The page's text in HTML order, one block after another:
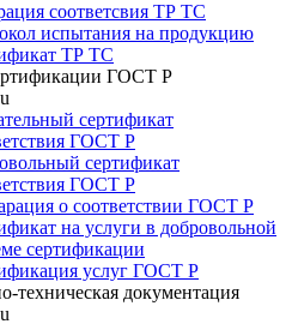
соответсвия ТР ТС
испытания на продукцию
ТР ТС
ГОСТ Р
сертификат
ГОСТ Р
сертификат
ГОСТ Р
о соответствии ГОСТ Р
на услуги в добровольной
сертификации
услуг ГОСТ Р
техническая документация